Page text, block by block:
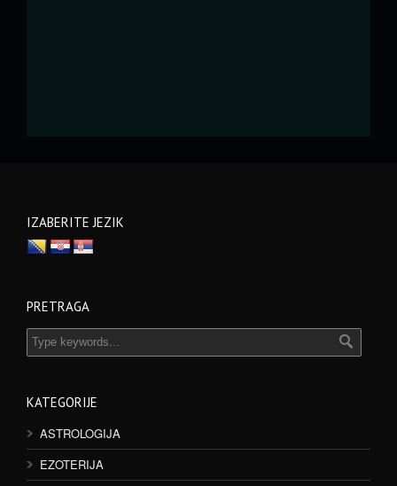
IZABERITE JEZIK
PRETRAGA
KATEGORIJE
ASTROLOGIJA
EZOTERIJA